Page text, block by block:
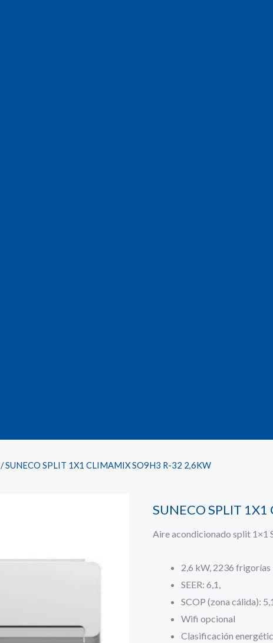
/ SUNECO SPLIT 1X1 CLIMAMIX SO9H3 R-32 2,6KW
SUNECO SPLIT
Aire acondicionado split 1×1
2,6 kW, 2236 frigorías
SEER: 6,1,
SCOP (zona cálida):
Wifi opcional
Clasificación